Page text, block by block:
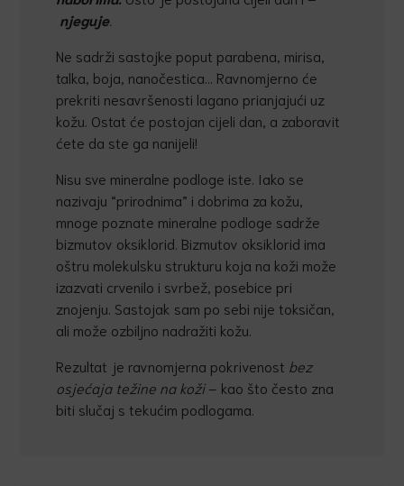
njeguje.
Ne sadrži sastojke poput parabena, mirisa,
talka, boja, nanočestica… Ravnomjerno će
prekriti nesavršenosti lagano prianjajući uz
kožu. Ostat će postojan cijeli dan, a zaboravit
ćete da ste ga nanijeli!
Nisu sve mineralne podloge iste. Iako se
nazivaju “prirodnima” i dobrima za kožu,
mnoge poznate mineralne podloge sadrže
bizmutov oksiklorid. Bizmutov oksiklorid ima
oštru molekulsku strukturu koja na koži može
izazvati crvenilo i svrbež, posebice pri
znojenju. Sastojak sam po sebi nije toksičan,
ali može ozbiljno nadražiti kožu.
Rezultat je ravnomjerna pokrivenost bez
osjećaja težine na koži– kao što često zna
biti slučaj s tekućim podlogama.